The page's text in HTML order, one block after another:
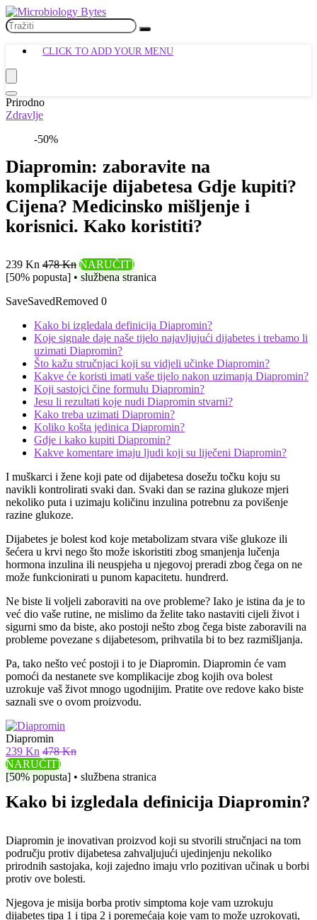
CLICK TO ADD YOUR MENU
Prirodno
Zdravlje
-50%
Diapromin: zaboravite na
komplikacije dijabetesa Gdje kupiti?
Cijena? Medicinsko mišljenje i
korisnici. Kako koristiti?
239 Kn 478 Kn NARUČITI
[50% popusta] • službena stranica
SaveSavedRemoved 0
Kako bi izgledala definicija Diapromin?
Koje signale daje naše tijelo najavljujući dijabetes i trebamo li
uzimati Diapromin?
Što kažu stručnjaci koji su vidjeli učinke Diapromin?
Kakve će koristi imati vaše tijelo nakon uzimanja Diapromin?
Koji sastojci čine formulu Diapromin?
Jesu li rezultati koje nudi Diapromin stvarni?
Kako treba uzimati Diapromin?
Koliko košta jedinica Diapromin?
Gdje i kako kupiti Diapromin?
Kakve komentare imaju ljudi koji su liječeni Diapromin?
I muškarci i žene koji pate od dijabetesa dosežu točku koju su
navikli kontrolirati svaki dan. Svaki dan se razina glukoze mjeri
nekoliko puta i uzimaju količinu inzulina potrebnu za povišenje
razine glukoze.
Dijabetes je bolest kod koje metabolizam stvara više glukoze ili
šećera u krvi nego što može iskoristiti zbog smanjenja lučenja
hormona inzulina ili neuspjeha u njegovoj preradi zbog čega on ne
može funkcionirati u punom kapacitetu. hundrerd.
Ne biste li voljeli zaboraviti na ove probleme? Iako je istina da je to
već dio vaše rutine, ne mislimo da želite tako nastaviti cijeli život i
sigurni smo da biste, ako postoji nešto zbog čega biste zaboravili na
probleme povezane s dijabetesom, prihvatila bi to bez razmišljanja.
Pa, tako nešto već postoji i to je Diapromin. Diapromin će vam
pomoći da nestanete sve komplikacije zbog kojih ova bolest
uzrokuje vaš život mnogo ugodnijim. Pratite ove redove kako biste
saznali sve o ovom proizvodu.
Diapromin
239 Kn 478 Kn
NARUČITI
[50% popusta] • službena stranica
Kako bi izgledala definicija Diapromin?
Diapromin je inovativan proizvod koji su stvorili stručnjaci na tom
području protiv dijabetesa zahvaljujući ujedinjenju nekoliko
prirodnih sastojaka, koji zajedno imaju vrlo pozitivan učinak u borbi
protiv ove bolesti.
Njegova je misija borba protiv simptoma koje vam uzrokuju
dijabetes tipa 1 i tipa 2 i poremećaja koje vam to može uzrokovati,